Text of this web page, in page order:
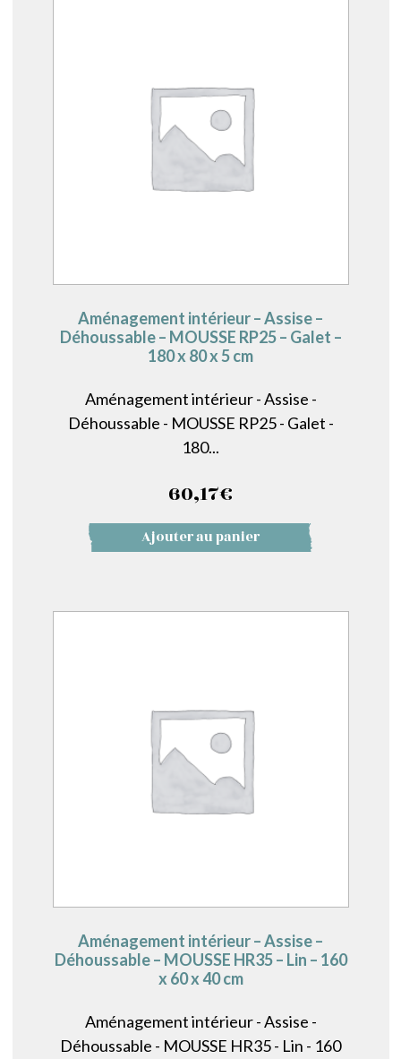
Aménagement intérieur – Assise –
Déhoussable – MOUSSE RP25 – Galet –
180 x 80 x 5 cm
Aménagement intérieur - Assise -
Déhoussable - MOUSSE RP25 - Galet -
180...
60,17€
Ajouter au panier
Aménagement intérieur – Assise –
Déhoussable – MOUSSE HR35 – Lin – 160
x 60 x 40 cm
Aménagement intérieur - Assise -
Déhoussable - MOUSSE HR35 - Lin - 160